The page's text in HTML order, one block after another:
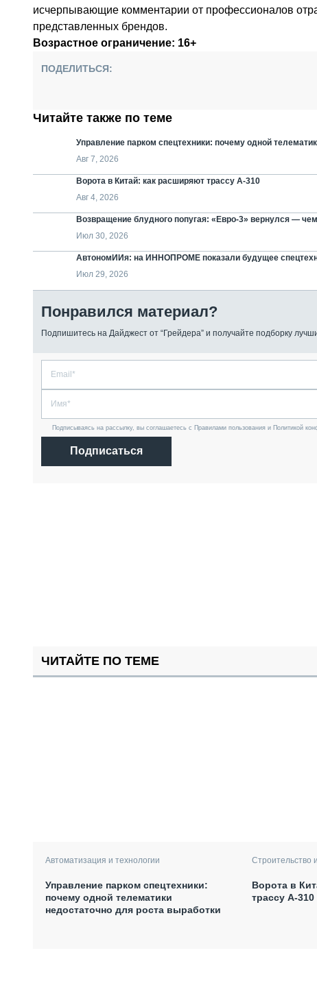
исчерпывающие комментарии от профессионалов
представленных брендов.
Возрастное ограничение: 16+
ПОДЕЛИТЬСЯ:
Читайте также по теме
Управление парком спецтехники: почему одной
Авг 7, 2026
Ворота в Китай: как расширяют трассу А-310
Авг 4, 2026
Возвращение блудного попугая: «Евро-3» вернулся —
Июл 30, 2026
АвтономИИя: на ИННОПРОМЕ показали будущее
Июл 29, 2026
Понравился материал?
Подпишитесь на Дайджест от “Грейдера” и получайте подборку
Подписываясь на рассылку, вы соглашаетесь с Правилами пользования и Политикой
Подписаться
ЧИТАЙТЕ ПО ТЕМЕ
Автоматизация и технологии
Управление парком спецтехники:
почему одной телематики
недостаточно для роста выработки
Строительство
Ворота в
трассу А-310